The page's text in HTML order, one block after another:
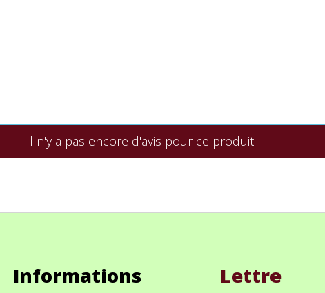
Il n'y a pas encore d'avis pour ce produit.
Informations
Lettre